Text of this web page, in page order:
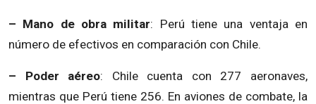
– Mano de obra militar: Perú tiene una ventaja en
número de efectivos en comparación con Chile.
– Poder aéreo: Chile cuenta con 277 aeronaves,
mientras que Perú tiene 256. En aviones de combate, la